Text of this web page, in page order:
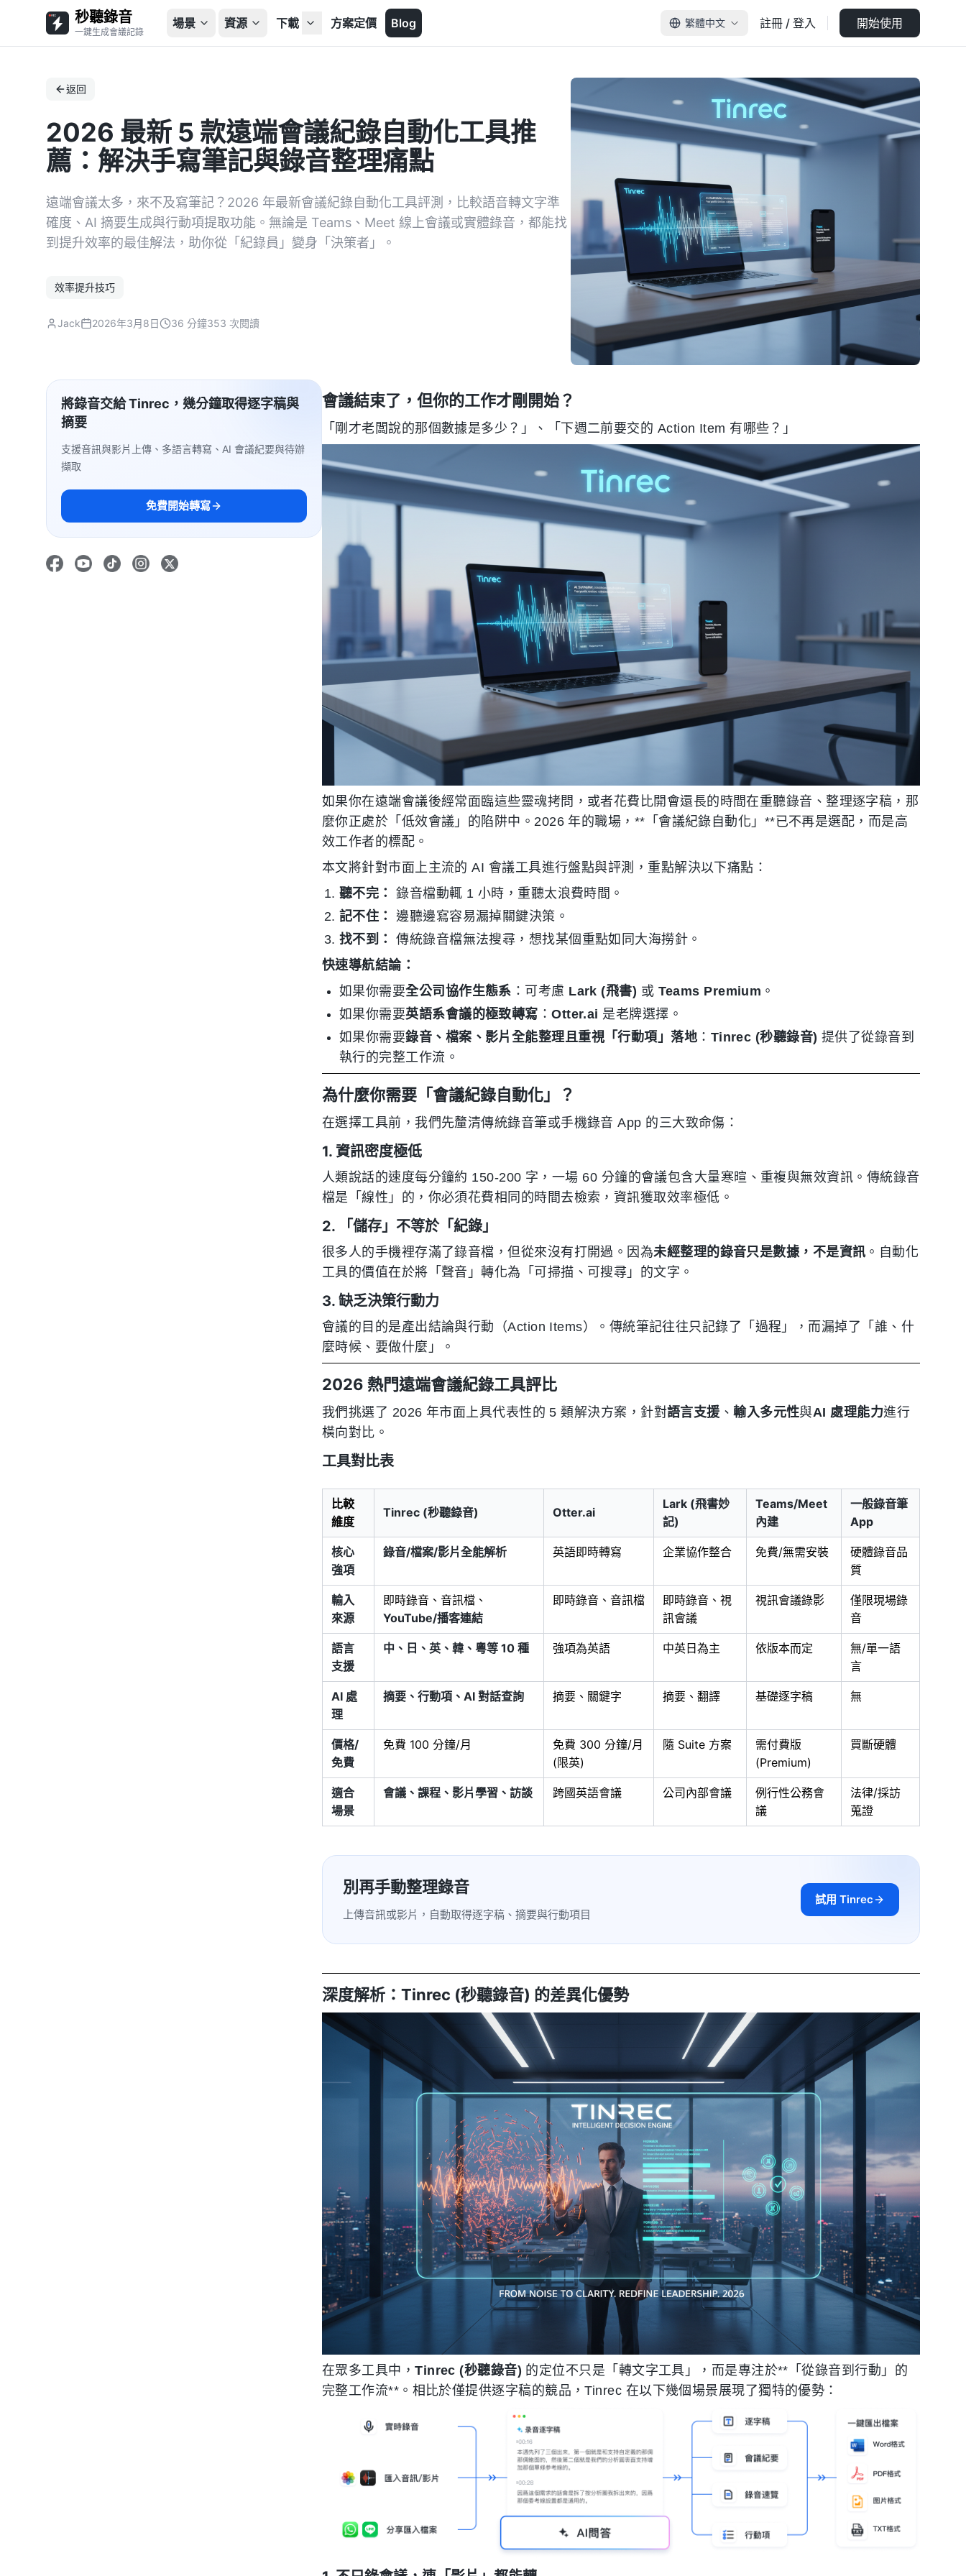
秒聽錄音
一鍵生成會議記錄
場景 資源 下載 方案定價 Blog 繁體中文 註冊 / 登入 開始使用
返回
2026 最新 5 款遠端會議紀錄自動化工具推
薦：解決手寫筆記與錄音整理痛點
遠端會議太多，來不及寫筆記？2026 年最新會議紀錄自動化工具評測，比較語音轉文字準
確度、AI 摘要生成與行動項提取功能。無論是 Teams、Meet 線上會議或實體錄音，都能找
到提升效率的最佳解法，助你從「紀錄員」變身「決策者」。
效率提升技巧
Jack 2026年3月8日 36 分鐘353 次閱讀
將錄音交給 Tinrec，幾分鐘取得逐字稿與
摘要
支援音訊與影片上傳、多語言轉寫、AI 會議紀要與待辦
擷取
免費開始轉寫
會議結束了，但你的工作才剛開始？
「剛才老闆說的那個數據是多少？」、「下週二前要交的 Action Item 有哪些？」
如果你在遠端會議後經常面臨這些靈魂拷問，或者花費比開會還長的時間在重聽錄音、整理逐字稿，那
麼你正處於「低效會議」的陷阱中。2026 年的職場，**「會議紀錄自動化」**已不再是選配，而是高
效工作者的標配。
本文將針對市面上主流的 AI 會議工具進行盤點與評測，重點解決以下痛點：
聽不完：
錄音檔動輒 1 小時，重聽太浪費時間。
記不住：
邊聽邊寫容易漏掉關鍵決策。
找不到：
傳統錄音檔無法搜尋，想找某個重點如同大海撈針。
快速導航結論：
如果你需要全公司協作生態系 ：可考慮 Lark (飛書) 或 Teams Premium 。
如果你需要英語系會議的極致轉寫 ：Otter.ai 是老牌選擇。
如果你需要錄音、檔案、影片全能整理且重視「行動項」落地 ： Tinrec (秒聽錄音) 提供了從錄音到
執行的完整工作流。
為什麼你需要「會議紀錄自動化」？
在選擇工具前，我們先釐清傳統錄音筆或手機錄音 App 的三大致命傷：
1. 資訊密度極低
人類說話的速度每分鐘約 150-200 字，一場 60 分鐘的會議包含大量寒暄、重複與無效資訊。傳統錄音
檔是「線性」的，你必須花費相同的時間去檢索，資訊獲取效率極低。
2. 「儲存」不等於「紀錄」
很多人的手機裡存滿了錄音檔，但從來沒有打開過。因為未經整理的錄音只是數據，不是資訊。自動化
工具的價值在於將「聲音」轉化為「可掃描、可搜尋」的文字。
3. 缺乏決策行動力
會議的目的是產出結論與行動（Action Items）。傳統筆記往往只記錄了「過程」，而漏掉了「誰、什
麼時候、要做什麼」。
2026 熱門遠端會議紀錄工具評比
我們挑選了 2026 年市面上具代表性的 5 類解決方案，針對語言支援 、輸入多元性與AI 處理能力進行
橫向對比。
工具對比表
比較
維度
Tinrec (秒聽錄音) Otter.ai
Lark (飛書妙
記)
Teams/Meet
內建
一般錄音筆
App
核心
強項
錄音/檔案/影片全能解析 英語即時轉寫 企業協作整合 免費/無需安裝
硬體錄音品
質
輸入
來源
即時錄音、音訊檔、
YouTube/播客連結
即時錄音、音訊檔
即時錄音、視
訊會議
視訊會議錄影
僅限現場錄
音
語言
支援
中、日、英、韓、粵等 10 種 強項為英語 中英日為主 依版本而定
無/單一語
言
AI 處
理
摘要、行動項、AI 對話查詢 摘要、關鍵字 摘要、翻譯 基礎逐字稿 無
價格/
免費
免費 100 分鐘/月
免費 300 分鐘/月
(限英)
隨 Suite 方案
需付費版
(Premium)
買斷硬體
適合
場景
會議、課程、影片學習、訪談 跨國英語會議 公司內部會議
例行性公務會
議
法律/採訪
蒐證
別再手動整理錄音
上傳音訊或影片，自動取得逐字稿、摘要與行動項目
試用 Tinrec
深度解析：Tinrec (秒聽錄音) 的差異化優勢
在眾多工具中，Tinrec (秒聽錄音) 的定位不只是「轉文字工具」，而是專注於**「從錄音到行動」的
完整工作流**。相比於僅提供逐字稿的競品，Tinrec 在以下幾個場景展現了獨特的優勢：